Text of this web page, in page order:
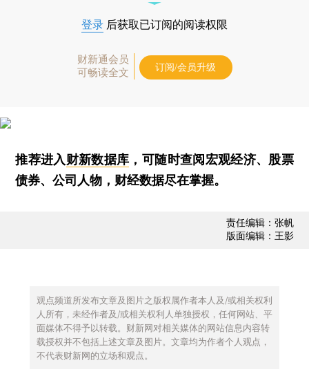
登录 后获取已订阅的阅读权限
财新通会员
可畅读全文
订阅/会员升级
推荐进入财新数据库 ，可随时查阅宏观经济、股票
债券、公司人物，财经数据尽在掌握。
责任编辑：张帆
版面编辑：王影
观点频道所发布文章及图片之版权属作者本人及/或相关权利
人所有，未经作者及/或相关权利人单独授权，任何网站、平
面媒体不得予以转载。财新网对相关媒体的网站信息内容转
载授权并不包括上述文章及图片。文章均为作者个人观点，
不代表财新网的立场和观点。